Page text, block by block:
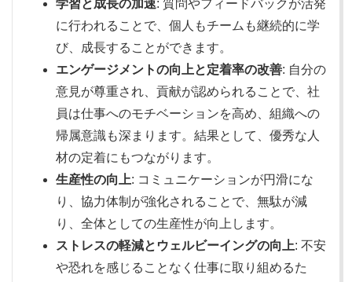
学習と成長の加速: 質問やフィードバックが活発
に行われることで、個人もチームも継続的に学
び、成長することができます。
エンゲージメントの向上と定着率の改善: 自分の
意見が尊重され、貢献が認められることで、社
員は仕事へのモチベーションを高め、組織への
帰属意識も深まります。結果として、優秀な人
材の定着にもつながります。
生産性の向上: コミュニケーションが円滑にな
り、協力体制が強化されることで、無駄が減
り、全体としての生産性が向上します。
ストレスの軽減とウェルビーイングの向上: 不安
や恐れを感じることなく仕事に取り組めるた